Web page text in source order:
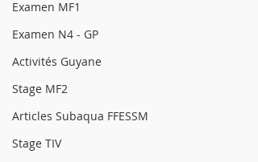
Examen MF1
Examen N4 - GP
Activités Guyane
Stage MF2
Articles Subaqua FFESSM
Stage TIV